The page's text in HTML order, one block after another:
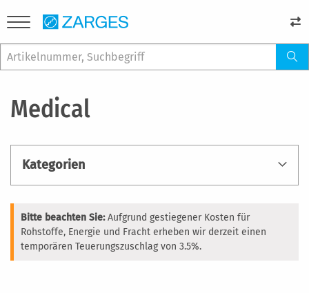
Medical
Bitte beachten Sie:Aufgrund gestiegener Kosten für
Rohstoffe, Energie und Fracht erheben wir derzeit einen
temporären Teuerungszuschlag von 3.5%.
Kategorien